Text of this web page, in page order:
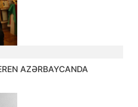
AZƏRBAYCANDA